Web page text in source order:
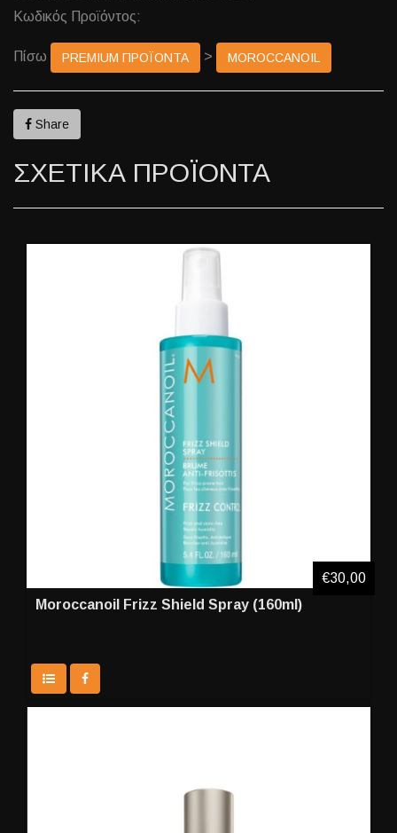
Κωδικός Προϊόντος:
Πίσω PREMIUM ΠΡΟΪΟΝΤΑ > MOROCCANOIL
Share
ΣΧΕΤΙΚΑ ΠΡΟΪΟΝΤΑ
Moroccanoil Frizz Shield Spray (160ml)
€30,00